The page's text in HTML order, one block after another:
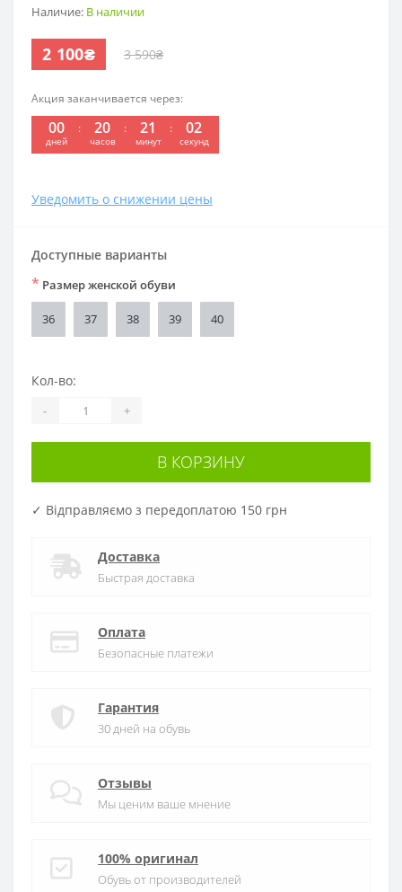
Наличие: В наличии
2 100₴ 3 590₴
Акция заканчивается через:
00
дней
20
часов
21
минут
02
секунд
Уведомить о снижении цены
Доступные варианты
* Размер женской обуви
36 37 38 39 40
Кол-во:
- +
В КОРЗИНУ
✓ Відправляємо з передоплатою 150 грн
Доставка
Быстрая доставка
Оплата
Безопасные платежи
Гарантия
30 дней на обувь
Отзывы
Мы ценим ваше мнение
100% оригинал
Обувь от производителей